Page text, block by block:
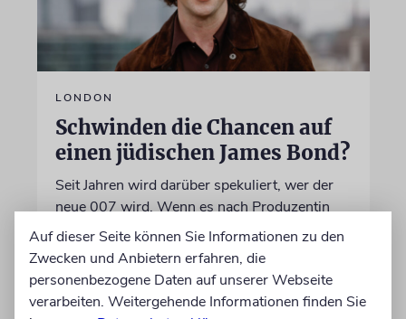
LONDON
Schwinden die Chancen auf
einen jüdischen James Bond?
Seit Jahren wird darüber spekuliert, wer der
neue 007 wird. Wenn es nach Produzentin
Amy Pascal geht, fällt die Entscheidung bald.
Stehen die Chancen für Aaron Taylor-Johnson
weiterhin gut?
Auf dieser Seite können Sie Informationen zu den
Zwecken und Anbietern erfahren, die
personenbezogene Daten auf unserer Webseite
verarbeiten. Weitergehende Informationen finden Sie